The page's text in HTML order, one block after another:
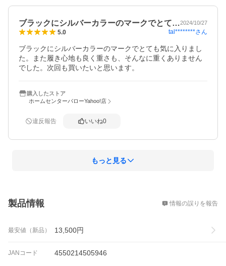
ブラックにシルバーカラーのマークでとて…2024/10/27
5.0 tal********さん
ブラックにシルバーカラーのマークでとても気に入りまし
た。また履き心地も良く重さも、そんなに重くありません
でした。次回も買いたいと思います。
購入したストア
ホームセンターバローYahoo!店
違反報告 いいね0
もっと見る
製品情報 情報の誤りを報告
最安値（新品） 13,500円
JANコード 4550214505946